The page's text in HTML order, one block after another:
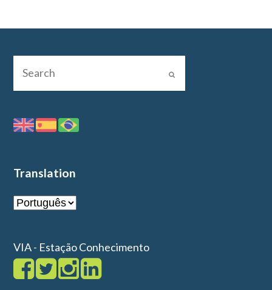
Translation
VIA - Estação Conhecimento